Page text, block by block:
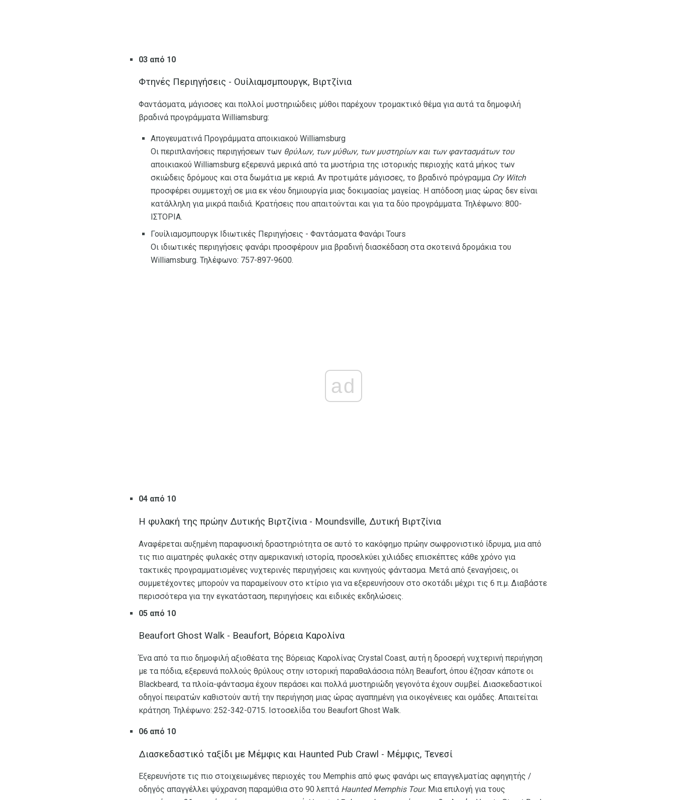
03 από 10
Φτηνές Περιηγήσεις - Ουίλιαμσμπουργκ, Βιρτζίνια
Φαντάσματα, μάγισσες και πολλοί μυστηριώδεις μύθοι παρέχουν τρομακτικό θέμα για αυτά τα δημοφιλή
βραδινά προγράμματα Williamsburg:
Απογευματινά Προγράμματα αποικιακού Williamsburg
Οι περιπλανήσεις περιηγήσεων των θρύλων, των μύθων, των μυστηρίων και των φαντασμάτων του
αποικιακού Williamsburg εξερευνά μερικά από τα μυστήρια της ιστορικής περιοχής κατά μήκος των
σκιώδεις δρόμους και στα δωμάτια με κεριά. Αν προτιμάτε μάγισσες, το βραδινό πρόγραμμα Cry Witch
προσφέρει συμμετοχή σε μια εκ νέου δημιουργία μιας δοκιμασίας μαγείας. Η απόδοση μιας ώρας δεν είναι
κατάλληλη για μικρά παιδιά. Κρατήσεις που απαιτούνται και για τα δύο προγράμματα. Τηλέφωνο: 800-
ΙΣΤΟΡΙΑ.
Γουίλιαμσμπουργκ Ιδιωτικές Περιηγήσεις - Φαντάσματα Φανάρι Tours
Οι ιδιωτικές περιηγήσεις φανάρι προσφέρουν μια βραδινή διασκέδαση στα σκοτεινά δρομάκια του
Williamsburg. Τηλέφωνο: 757-897-9600.
ad
04 από 10
Η φυλακή της πρώην Δυτικής Βιρτζίνια - Moundsville, Δυτική Βιρτζίνια
Αναφέρεται αυξημένη παραφυσική δραστηριότητα σε αυτό το κακόφημο πρώην σωφρονιστικό ίδρυμα, μια από
τις πιο αιματηρές φυλακές στην αμερικανική ιστορία, προσελκύει χιλιάδες επισκέπτες κάθε χρόνο για
τακτικές προγραμματισμένες νυχτερινές περιηγήσεις και κυνηγούς φάντασμα. Μετά από ξεναγήσεις, οι
συμμετέχοντες μπορούν να παραμείνουν στο κτίριο για να εξερευνήσουν στο σκοτάδι μέχρι τις 6 π.μ. Διαβάστε
περισσότερα για την εγκατάσταση, περιηγήσεις και ειδικές εκδηλώσεις.
05 από 10
Beaufort Ghost Walk - Beaufort, Βόρεια Καρολίνα
Ένα από τα πιο δημοφιλή αξιοθέατα της Βόρειας Καρολίνας Crystal Coast, αυτή η δροσερή νυχτερινή περιήγηση
με τα πόδια, εξερευνά πολλούς θρύλους στην ιστορική παραθαλάσσια πόλη Beaufort, όπου έζησαν κάποτε οι
Blackbeard, τα πλοία-φάντασμα έχουν περάσει και πολλά μυστηριώδη γεγονότα έχουν συμβεί. Διασκεδαστικοί
οδηγοί πειρατών καθιστούν αυτή την περιήγηση μιας ώρας αγαπημένη για οικογένειες και ομάδες. Απαιτείται
κράτηση. Τηλέφωνο: 252-342-0715. Ιστοσελίδα του Beaufort Ghost Walk.
06 από 10
Διασκεδαστικό ταξίδι με Μέμφις και Haunted Pub Crawl - Μέμφις, Τενεσί
Εξερευνήστε τις πιο στοιχειωμένες περιοχές του Memphis από φως φανάρι ως επαγγελματίας αφηγητής /
οδηγός απαγγέλλει ψύχρανση παραμύθια στο 90 λεπτά Haunted Memphis Tour. Μια επιλογή για τους